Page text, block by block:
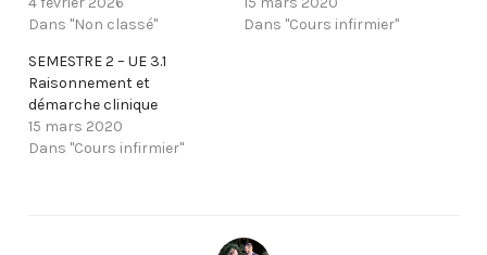
Dans "Non classé"
Dans "Cours infirmier"
SEMESTRE 2 – UE 3.1
Raisonnement et
démarche clinique
15 mars 2020
Dans "Cours infirmier"